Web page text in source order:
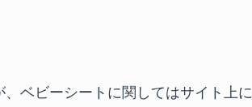
ベビーシートに関してはサイト上